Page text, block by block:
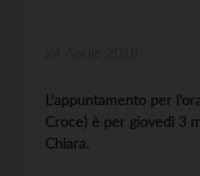
L’appuntamento per
Croce) è per giovedì 3
Chiara.